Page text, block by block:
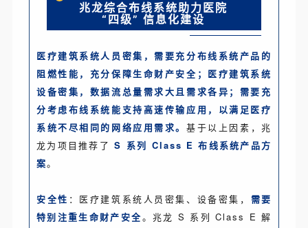
兆龙综合布线系统助力医院
“四级” 信息化建设
医疗建筑系统人员密集，需要充分布线系统产品的
阻燃性能，充分保障生命财产安全；医疗建筑系统
设备密集，数据流总量需求大且需求各异；需要充
分考虑布线系统能支持高速传输应用，以满足医疗
系统不尽相同的网络应用需求。基于以上因素，兆
龙为项目推荐了S 系列 Class E 布线系统产品方
案。
安全性 ：医疗建筑系统人员密集、设备密集， 需要
特别注重生命财产安全。兆龙 S 系列 Class E 解